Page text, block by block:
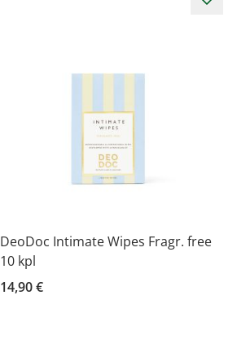
DeoDoc Intimate Wipes Fragr. free
10 kpl
14,90 €